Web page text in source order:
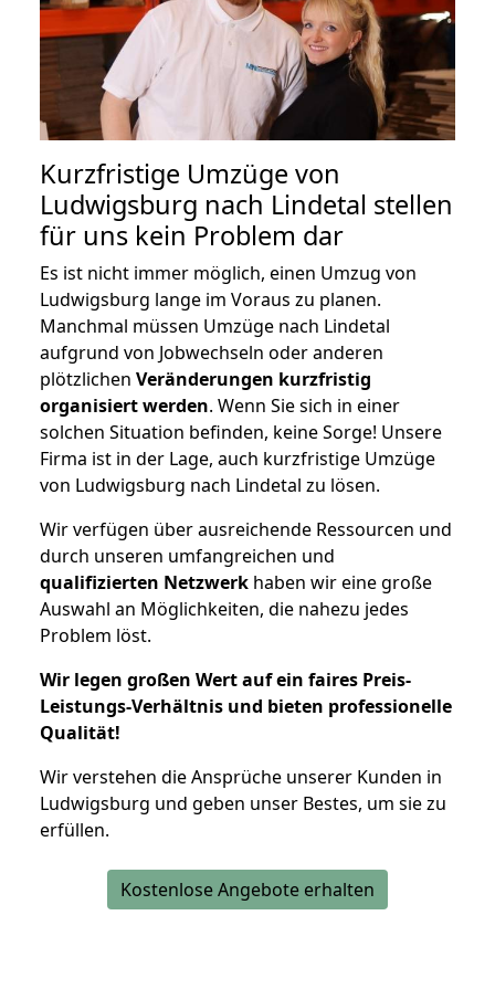
Kurzfristige Umzüge von
Ludwigsburg nach Lindetal stellen
für uns kein Problem dar
Es ist nicht immer möglich, einen Umzug von
Ludwigsburg lange im Voraus zu planen.
Manchmal müssen Umzüge nach Lindetal
aufgrund von Jobwechseln oder anderen
plötzlichen Veränderungen kurzfristig
organisiert werden. Wenn Sie sich in einer
solchen Situation befinden, keine Sorge! Unsere
Firma ist in der Lage, auch kurzfristige Umzüge
von Ludwigsburg nach Lindetal zu lösen.
Wir verfügen über ausreichende Ressourcen und
durch unseren umfangreichen und
qualifizierten Netzwerk haben wir eine große
Auswahl an Möglichkeiten, die nahezu jedes
Problem löst.
Wir legen großen Wert auf ein faires Preis-
Leistungs-Verhältnis und bieten professionelle
Qualität!
Wir verstehen die Ansprüche unserer Kunden in
Ludwigsburg und geben unser Bestes, um sie zu
erfüllen.
Kostenlose Angebote erhalten